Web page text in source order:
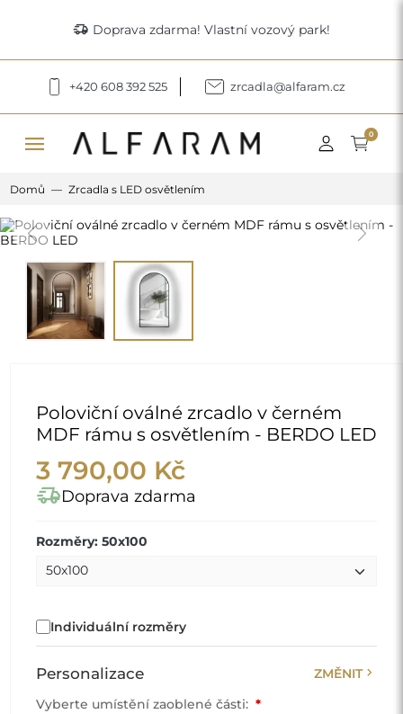
delivery_truck_speed Doprava zdarma! Vlastní vozový park!
+420 608 392 525 zrcadla@alfaram.cz
menu 0
Domů Zrcadla s LED osvětlením
Previous Next
Poloviční oválné zrcadlo v černém
MDF rámu s osvětlením - BERDO LED
3 790,00 Kč
delivery_truck_speedDoprava zdarma
Rozměry: 50x100
Individuální rozměry
Personalizace ZMĚNITchevron_right
Vyberte umístění zaoblené části: *